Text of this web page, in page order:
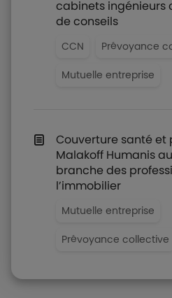
cabinets ingénieurs
de conseils
CCN Prévoyance
Mutuelle entreprise
Couverture santé et
Malakoff Humanis
branche des
l’immobilier
Mutuelle entreprise
Prévoyance collective